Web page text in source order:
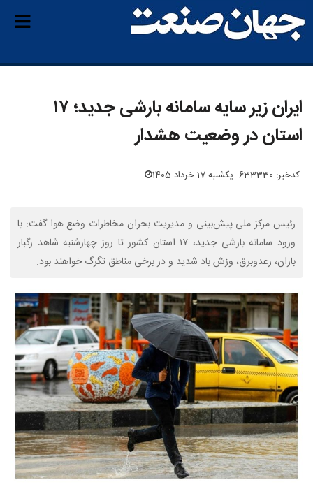
ایران زیر سایه سامانه بارشی جدید؛ ۱۷
استان در وضعیت هشدار
کدخبر: 633330 یکشنبه 17 خرداد 1405
رئیس مرکز ملی پیش‌بینی و مدیریت بحران مخاطرات وضع هوا گفت: با
ورود سامانه بارشی جدید، ۱۷ استان کشور تا روز چهارشنبه شاهد رگبار
باران، رعدوبرق، وزش باد شدید و در برخی مناطق تگرگ خواهند بود.